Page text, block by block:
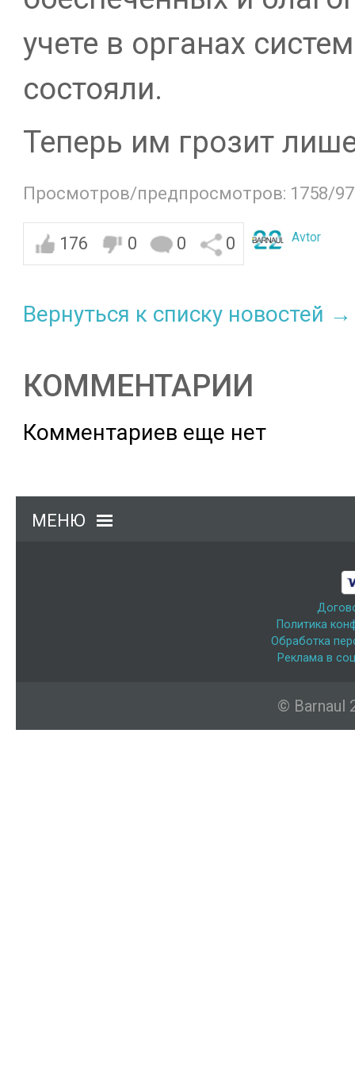
учете в органах
состояли.
Теперь им грозит
Просмотров/предпросмотров: 1758/
176 0 0 0 Avtor
Вернуться к списку новостей →
КОММЕНТАРИИ
Комментариев еще нет
МЕНЮ
Политика
Обработка
Реклама в
© Barnaul